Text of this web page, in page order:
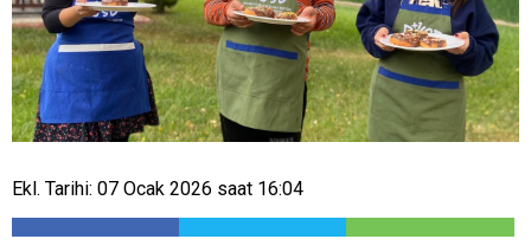
Ekl. Tarihi: 07 Ocak 2026 saat 16:04